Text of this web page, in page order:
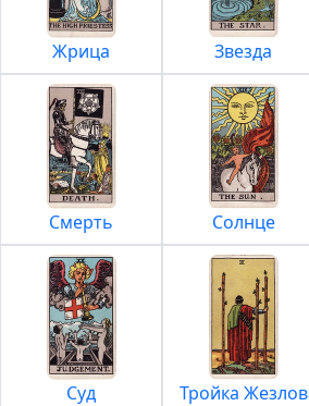
Жрица Звезда
Смерть Солнце
Суд Тройка Жезлов